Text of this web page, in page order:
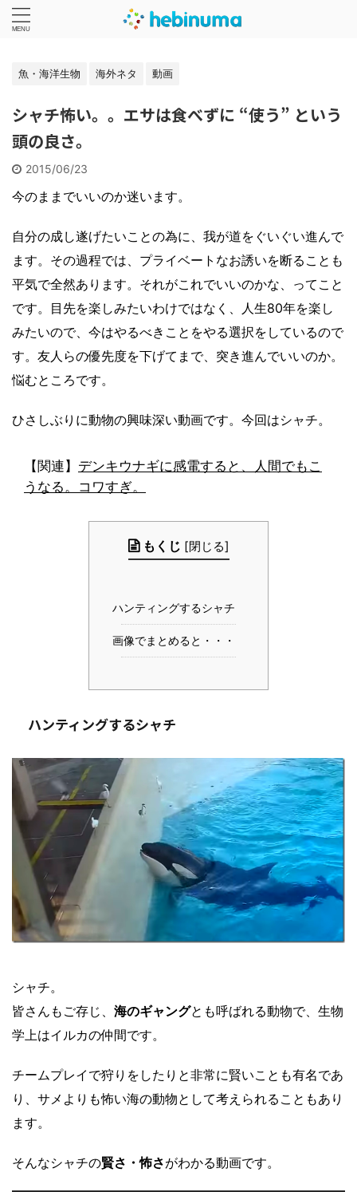
魚・海洋生物 海外ネタ 動画
シャチ怖い。。エサは食べずに “使う” という
頭の良さ。
2015/06/23
今のままでいいのか迷います。
自分の成し遂げたいことの為に、我が道をぐいぐい進んで
ます。その過程では、プライベートなお誘いを断ることも
平気で全然あります。それがこれでいいのかな、ってこと
です。目先を楽しみたいわけではなく、人生80年を楽し
みたいので、今はやるべきことをやる選択をしているので
す。友人らの優先度を下げてまで、突き進んでいいのか。
悩むところです。
ひさしぶりに動物の興味深い動画です。今回はシャチ。
【関連】 デンキウナギに感電すると、人間でもこ
うなる。コワすぎ。
もくじ [閉じる]
ハンティングするシャチ
画像でまとめると・・・
ハンティングするシャチ
シャチ。
皆さんもご存じ、 海のギャングとも呼ばれる動物で、生物
学上はイルカの仲間です。
チームプレイで狩りをしたりと非常に賢いことも有名であ
り、サメよりも怖い海の動物として考えられることもあり
ます。
そんなシャチの賢さ・怖さがわかる動画です。